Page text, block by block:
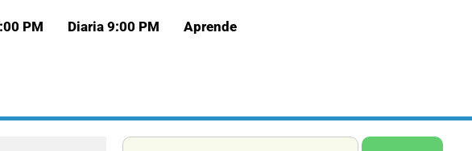
PM Diaria 9:00 PM Aprende
Search